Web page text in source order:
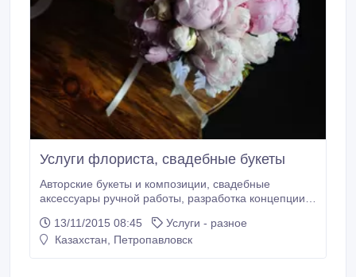
Услуги флориста, свадебные букеты
Авторские букеты и композиции, свадебные
аксессуары ручной работы, разработка концепции и
оформление выездных регистраций, оформление
свадебных кортежей, создание антуража для
13/11/2015 08:45
Услуги - разное
Казахстан, Петропавловск